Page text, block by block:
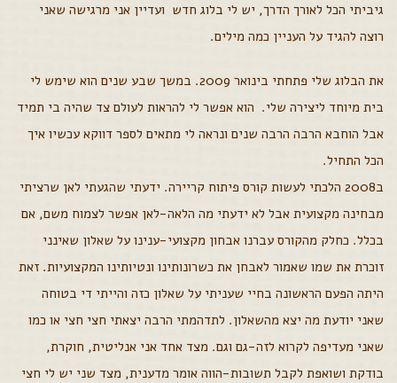
גיביתי הכל לאורך הדרך, יש לי בלוג חדש ועדיין אני מרגישה שאני
רוצה להגיד על העניין כמה מילים.
את הבלוג שלי פתחתי בינואר 2009. במשך שבע שנים הוא שימש לי
בית מיוחד ליצירה שלי. הוא אפשר לי להראות לעולם צד שהיה בי תמיד
אבל הוחבא הרבה הרבה שנים ונראה לי מתאים לספר דווקא עכשיו איך
הכל התחיל.
ב2008 הלכתי לעשות קורס פיתוח קריירה. ידעתי שהגעתי לאן שרציתי
מבחינה מקצועית אבל לא ידעתי מה הלאה-לאן אפשר לצמוח משם, אם
בכלל. כחלק מהקורס עברנו אבחון מקצועי-ענינו על שאלון שאינני
זוכרת את שמו שאמור לאבחן את כשרונותינו ונטיותינו המקצועיות. זאת
היתה הפעם הראשונה בחיי שעניתי על שאלון כזה והייתי די בטוחה
שאני יודעת מה יצא מהשאלון. לתדהמתי הרבה יצאתי חצי חצי או כמו
שאני מעדיפה לקרוא לזה-גם וגם. מצד אחד אני אנליטית, חוקרת,
בודקת ושואפת לקבל תשובות-הווה אומר מדענית, מצד שני יש לי חצי